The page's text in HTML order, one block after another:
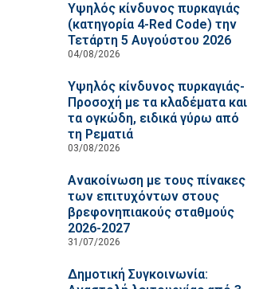
Υψηλός κίνδυνος πυρκαγιάς
(κατηγορία 4-Red Code) την
Τετάρτη 5 Αυγούστου 2026
04/08/2026
Υψηλός κίνδυνος πυρκαγιάς-
Προσοχή με τα κλαδέματα και
τα ογκώδη, ειδικά γύρω από
τη Ρεματιά
03/08/2026
Ανακοίνωση με τους πίνακες
των επιτυχόντων στους
βρεφονηπιακούς σταθμούς
2026-2027
31/07/2026
Δημοτική Συγκοινωνία: